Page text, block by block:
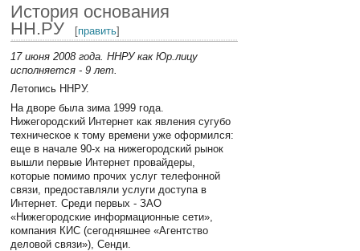
История основания
НН.РУ
[править]
17 июня 2008 года. ННРУ как Юр.лицу
исполняется - 9 лет.
Летопись ННРУ.
На дворе была зима 1999 года.
Нижегородский Интернет как явления сугубо
техническое к тому времени уже оформился:
еще в начале 90-х на нижегородский рынок
вышли первые Интернет провайдеры,
которые помимо прочих услуг телефонной
связи, предоставляли услуги доступа в
Интернет. Среди первых - ЗАО
«Нижегородские информационные сети»,
компания КИС (сегодняшнее «Агентство
деловой связи»), Сенди.